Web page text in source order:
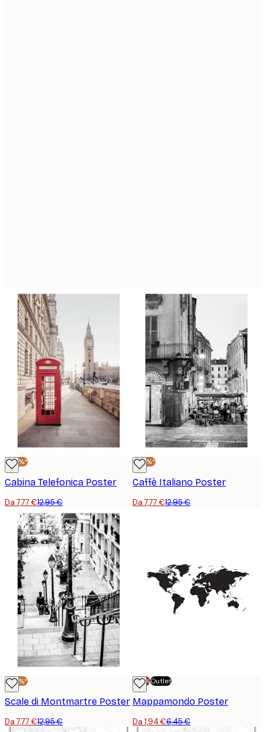
-40%*
Cabina Telefonica Poster
Da 7,77 €12,95 €
-40%*
Caffè Italiano Poster
Da 7,77 €12,95 €
-40%*
Scale di Montmartre Poster
Da 7,77 €12,95 €
-70%Outlet
Mappamondo Poster
Da 1,94 €6,45 €